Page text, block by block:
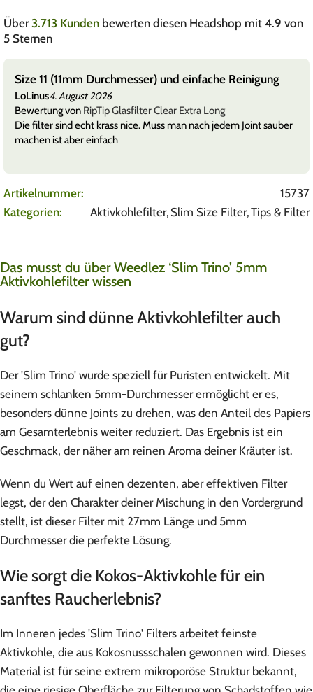
Über3.713 Kunden bewerten diesen Headshop mit 4.9 von
5 Sternen
und einfache Reinigung
Clear Extra Long
man nach jedem Joint sauber
Wie dünn die einfach
Bewertung von
Die Papes sind echt brutal
Artikelnummer:
15737
Kategorien:
Aktivkohlefilter, Slim Size Filter,Tips & Filter
Das musst du über Weedlez ‘Slim Trino’ 5mm
Aktivkohlefilter wissen
Warum sind dünne Aktivkohlefilter auch
gut?
Der 'Slim Trino' wurde speziell für Puristen entwickelt. Mit
seinem schlanken 5mm-Durchmesser ermöglicht er es,
besonders dünne Joints zu drehen, was den Anteil des Papiers
am Gesamterlebnis weiter reduziert. Das Ergebnis ist ein
Geschmack, der näher am reinen Aroma deiner Kräuter ist.
Wenn du Wert auf einen dezenten, aber effektiven Filter
legst, der den Charakter deiner Mischung in den Vordergrund
stellt, ist dieser Filter mit 27mm Länge und 5mm
Durchmesser die perfekte Lösung.
Wie sorgt die Kokos-Aktivkohle für ein
sanftes Raucherlebnis?
Im Inneren jedes 'Slim Trino' Filters arbeitet feinste
Aktivkohle, die aus Kokosnussschalen gewonnen wird. Dieses
Material ist für seine extrem mikroporöse Struktur bekannt,